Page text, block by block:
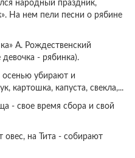
народный праздник,
На нем пели песни о рябине
А. Рождественский
- рябинка).
осенью убирают и
картошка, капуста, свекла,...
- свое время сбора и свой
на Тита - собирают